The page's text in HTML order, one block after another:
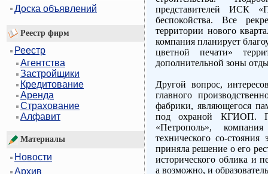
Доска объявлений
Реестр фирм
Реестр
Агентства
Застройщики
Кредитование
Аренда
Страхование
Алфавит
Материалы
Новости
Архив
представителей ИСК
беспокойства. Все
территории нового
компания планирует
цветной печати»
дополнительной зоны
Другой вопрос,
главного
фабрики, являющегося
под охраной КГИОП.
«Петрополь»,
технического со-стояния
приняла решение о его
исторического облика и
а возможно, и